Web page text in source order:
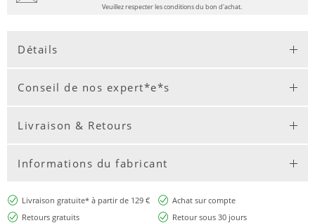
Veuillez respecter les conditions du bon d'achat.
Détails
Conseil de nos expert*e*s
Livraison & Retours
Informations du fabricant
Livraison gratuite* à partir de 129 €
Achat sur compte
Retours gratuits
Retour sous 30 jours